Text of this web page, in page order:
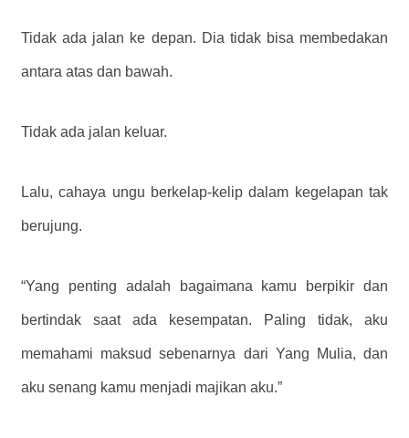
Tidak ada jalan ke depan. Dia tidak bisa membedakan
antara atas dan bawah.
Tidak ada jalan keluar.
Lalu, cahaya ungu berkelap-kelip dalam kegelapan tak
berujung.
“Yang penting adalah bagaimana kamu berpikir dan
bertindak saat ada kesempatan. Paling tidak, aku
memahami maksud sebenarnya dari Yang Mulia, dan
aku senang kamu menjadi majikan aku.”